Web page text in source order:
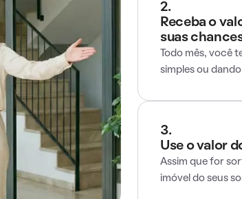
2.
Receba o
suas
Todo mês, você
simples ou
3.
Use o valor
Assim que for
imóvel do seus